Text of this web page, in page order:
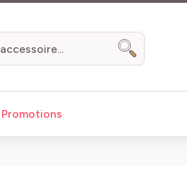
Promotions
Chercher